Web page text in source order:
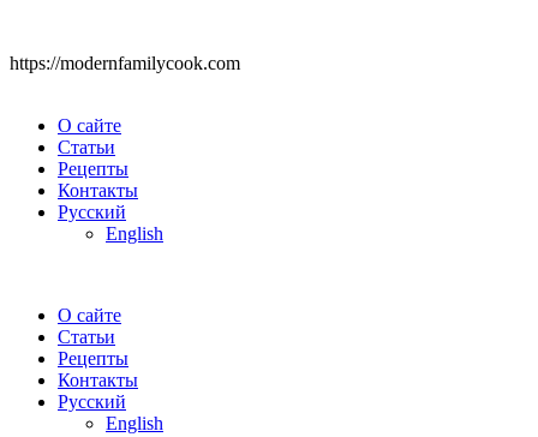
https://modernfamilycook.com
О сайте
Статьи
Рецепты
Контакты
Русский
English
О сайте
Статьи
Рецепты
Контакты
Русский
English